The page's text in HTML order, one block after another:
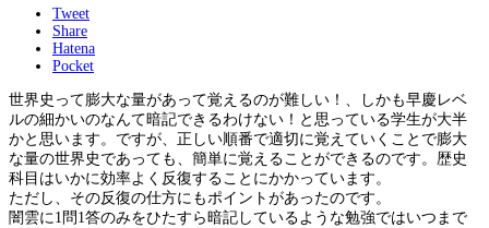
Tweet
Share
Hatena
Pocket
世界史って膨大な量があって覚えるのが難しい！、しかも早慶レベ
ルの細かいのなんて暗記できるわけない！と思っている学生が大半
かと思います。ですが、正しい順番で適切に覚えていくことで膨大
な量の世界史であっても、簡単に覚えることができるのです。歴史
科目はいかに効率よく反復することにかかっています。
ただし、その反復の仕方にもポイントがあったのです。
闇雲に1問1答のみをひたすら暗記しているような勉強ではいつまで